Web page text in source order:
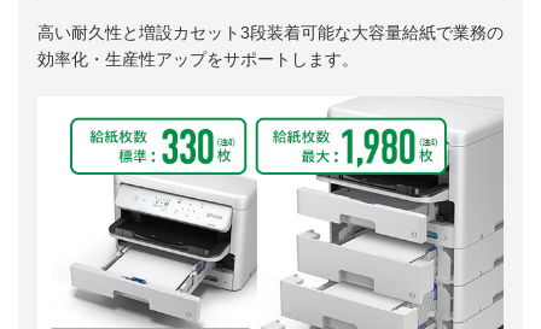
高い耐久性と増設カセット3段装着可能な大容量給紙で業務の
効率化・生産性アップをサポートします。